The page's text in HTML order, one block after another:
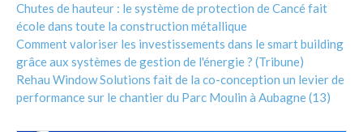
Chutes de hauteur : le système de protection de Cancé fait
école dans toute la construction métallique
Comment valoriser les investissements dans le smart building
grâce aux systèmes de gestion de l'énergie ? (Tribune)
Rehau Window Solutions fait de la co-conception un levier de
performance sur le chantier du Parc Moulin à Aubagne (13)